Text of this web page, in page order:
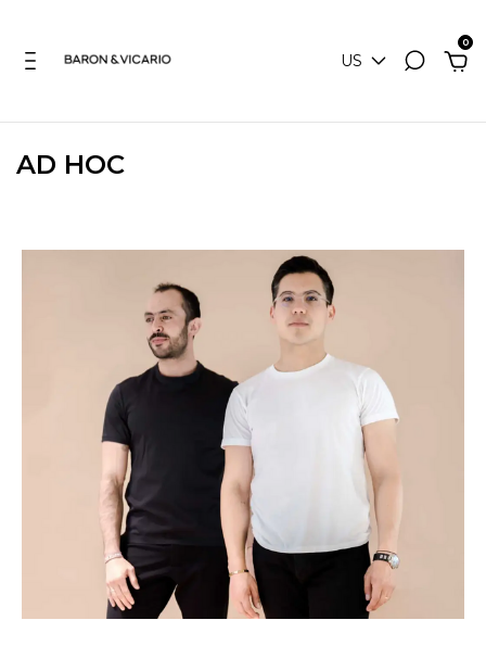
US
0
AD HOC